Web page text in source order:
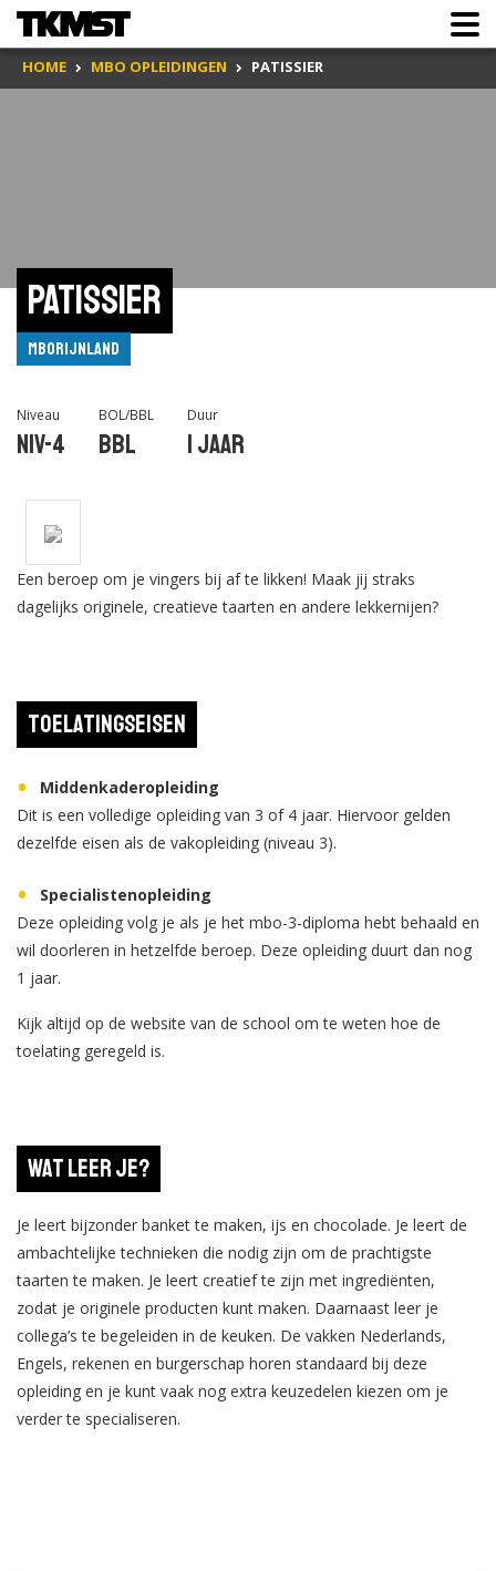
HOME MBO OPLEIDINGEN PATISSIER
Patissier
mboRijnland
Niveau
Niv-4
BOL/BBL
BBL
Duur
1 jaar
Een beroep om je vingers bij af te likken! Maak jij straks
dagelijks originele, creatieve taarten en andere lekkernijen?
Toelatingseisen
Middenkaderopleiding
Dit is een volledige opleiding van 3 of 4 jaar. Hiervoor gelden
dezelfde eisen als de vakopleiding (niveau 3).
Specialistenopleiding
Deze opleiding volg je als je het mbo-3-diploma hebt behaald en
wil doorleren in hetzelfde beroep. Deze opleiding duurt dan nog
1 jaar.
Kijk altijd op de website van de school om te weten hoe de
toelating geregeld is.
Wat leer je?
Je leert bijzonder banket te maken, ijs en chocolade. Je leert de
ambachtelijke technieken die nodig zijn om de prachtigste
taarten te maken. Je leert creatief te zijn met ingrediënten,
zodat je originele producten kunt maken. Daarnaast leer je
collega’s te begeleiden in de keuken. De vakken Nederlands,
Engels, rekenen en burgerschap horen standaard bij deze
opleiding en je kunt vaak nog extra keuzedelen kiezen om je
verder te specialiseren.